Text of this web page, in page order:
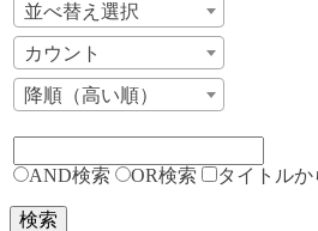
並べ替え選択
カウント
降順（高い順）
AND検索 OR検索 タイトルか
検索